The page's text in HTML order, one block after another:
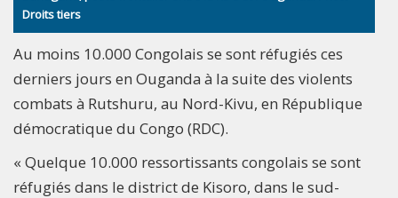
Droits tiers
Au moins 10.000 Congolais se sont réfugiés ces
derniers jours en Ouganda à la suite des violents
combats à Rutshuru, au Nord-Kivu, en République
démocratique du Congo (RDC).
« Quelque 10.000 ressortissants congolais se sont
réfugiés dans le district de Kisoro, dans le sud-